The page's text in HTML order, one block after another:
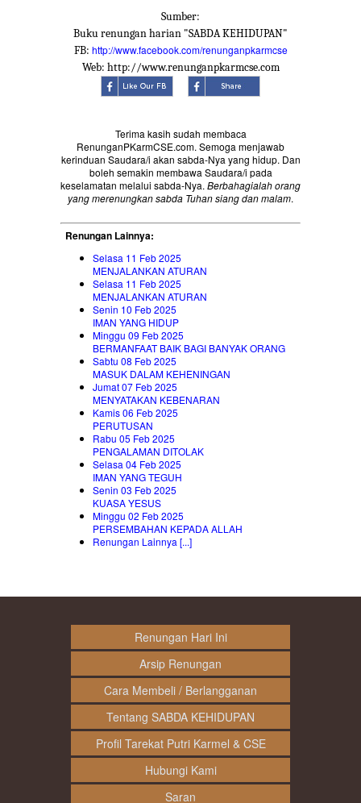
Sumber:
Buku renungan harian "SABDA KEHIDUPAN"
FB: http://www.facebook.com/renunganpkarmcse
Web: http://www.renunganpkarmcse.com
Terima kasih sudah membaca
RenunganPKarmCSE.com. Semoga menjawab
kerinduan Saudara/i akan sabda-Nya yang hidup. Dan
boleh semakin membawa Saudara/i pada
keselamatan melalui sabda-Nya. Berbahagialah orang
yang merenungkan sabda Tuhan siang dan malam.
Renungan Lainnya:
Selasa 11 Feb 2025
MENJALANKAN ATURAN
Selasa 11 Feb 2025
MENJALANKAN ATURAN
Senin 10 Feb 2025
IMAN YANG HIDUP
Minggu 09 Feb 2025
BERMANFAAT BAIK BAGI BANYAK ORANG
Sabtu 08 Feb 2025
MASUK DALAM KEHENINGAN
Jumat 07 Feb 2025
MENYATAKAN KEBENARAN
Kamis 06 Feb 2025
PERUTUSAN
Rabu 05 Feb 2025
PENGALAMAN DITOLAK
Selasa 04 Feb 2025
IMAN YANG TEGUH
Senin 03 Feb 2025
KUASA YESUS
Minggu 02 Feb 2025
PERSEMBAHAN KEPADA ALLAH
Renungan Lainnya [...]
Renungan Hari Ini
Arsip Renungan
Cara Membeli / Berlangganan
Tentang SABDA KEHIDUPAN
Profil Tarekat Putri Karmel & CSE
Hubungi Kami
Saran